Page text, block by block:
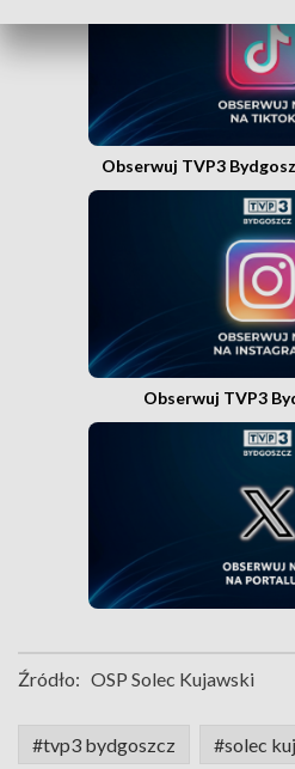
Obserwuj TVP3
Obserwuj TVP3
Źródło: OSP Solec Kujawski
#tvp3 bydgoszcz #solec